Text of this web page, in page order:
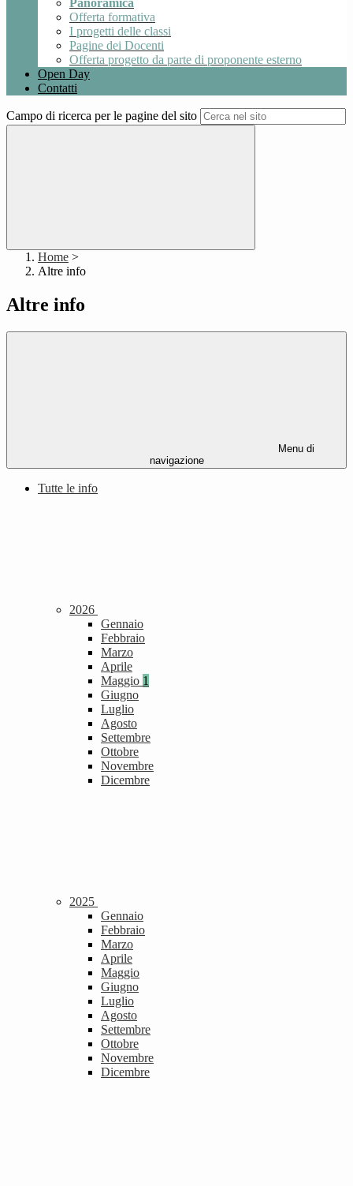
Panoramica
Offerta formativa
I progetti delle classi
Pagine dei Docenti
Offerta progetto da parte di proponente esterno
Open Day
Contatti
Campo di ricerca per le pagine del sito
Home >
Altre info
Altre info
Menu di
navigazione
Tutte le info
2026
Gennaio
Febbraio
Marzo
Aprile
Maggio 1
Giugno
Luglio
Agosto
Settembre
Ottobre
Novembre
Dicembre
2025
Gennaio
Febbraio
Marzo
Aprile
Maggio
Giugno
Luglio
Agosto
Settembre
Ottobre
Novembre
Dicembre